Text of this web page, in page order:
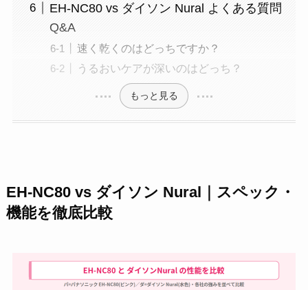
EH-NC80 vs ダイソン Nural よくある質問
Q&A
速く乾くのはどっちですか？
うるおいケアが深いのはどっち？
もっと見る
EH-NC80 vs ダイソン Nural｜スペック・
機能を徹底比較